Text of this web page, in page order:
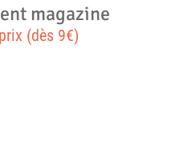
magazine
(dès 9€)